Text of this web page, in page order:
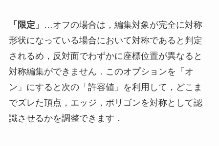
「限定」 …オフの場合は，編集対象が完全に対称
形状になっている場合において対称であると判定
されるめ，反対面でわずかに座標位置が異なると
対称編集ができません．このオプションを「オ
ン」にすると次の「許容値」を利用して，どこま
でズレた頂点，エッジ，ポリゴンを対称として認
識させるかを調整できます．